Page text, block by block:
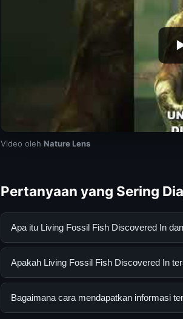
Video oleh Nature Lens
Pertanyaan yang Sering
Apa itu Living Fossil Fish Discovered In
Living Fossil Fish Discovered In adalah
resmi dan mengikuti panduan yang
Apakah Living Fossil Fish Discovered In
Ya, Living Fossil Fish Discovered In
Bagaimana cara mendapatkan informasi